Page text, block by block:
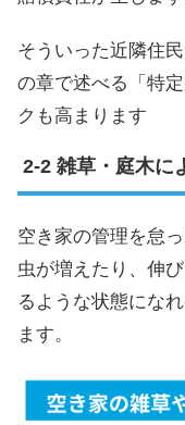
そういった近隣住
の章で述べる「特
クも高まります
雑草・庭木に
空き家の管理を怠
虫が増えたり、伸
るような状態にな
ます。